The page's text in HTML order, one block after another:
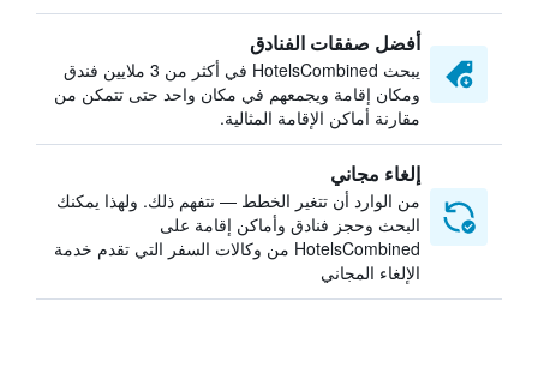
أفضل صفقات الفنادق
يبحث HotelsCombined في أكثر من 3 ملايين فندق
ومكان إقامة ويجمعهم في مكان واحد حتى تتمكن من
مقارنة أماكن الإقامة المثالية.
إلغاء مجاني
من الوارد أن تتغير الخطط — نتفهم ذلك. ولهذا يمكنك
البحث وحجز فنادق وأماكن إقامة على
HotelsCombined من وكالات السفر التي تقدم خدمة
الإلغاء المجاني